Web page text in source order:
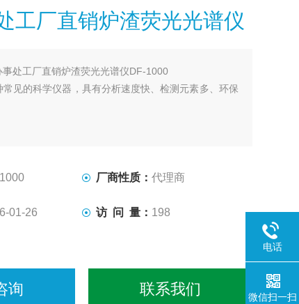
工厂直销炉渣荧光光谱仪
事处工厂直销炉渣荧光光谱仪DF-1000
见的科学仪器，具有分析速度快、检测元素多、环保
厂商性质： 代理商
01-26 访 问 量： 198
询 联系我们
电话
微信扫一扫